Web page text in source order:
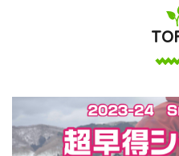
付開始！
んなべ｜
西 アウ
場・熱気球
神鍋高原アクティビティ
宿泊案内